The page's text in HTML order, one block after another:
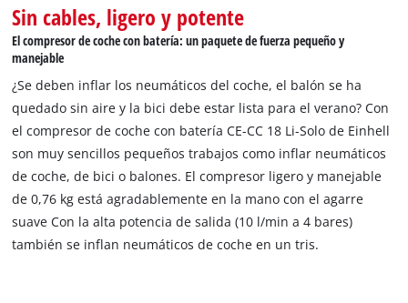
Sin cables, ligero y potente
El compresor de coche con batería: un paquete de fuerza pequeño y
manejable
¿Se deben inflar los neumáticos del coche, el balón se ha
quedado sin aire y la bici debe estar lista para el verano? Con
el compresor de coche con batería CE-CC 18 Li-Solo de Einhell
son muy sencillos pequeños trabajos como inflar neumáticos
de coche, de bici o balones. El compresor ligero y manejable
de 0,76 kg está agradablemente en la mano con el agarre
suave Con la alta potencia de salida (10 l/min a 4 bares)
también se inflan neumáticos de coche en un tris.